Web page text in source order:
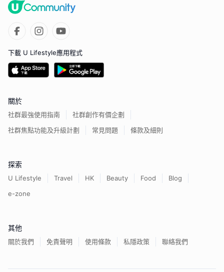
下載 U Lifestyle應用程式
關於
社群最強使用指南
社群創作有價企劃
社群焦點功能及升級計劃
常見問題 條款及細則
探索
U Lifestyle Travel HK Beauty Food
Blog
e-zone
其他
關於我們 免責聲明 使用條款 私隱政策 聯絡我們